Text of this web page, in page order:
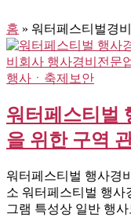
홈 » 워터페스티벌경비
행사ㆍ축제보안
워터페스티벌
을 위한 구역
워터페스티벌 행사경
소 워터페스티벌 행사
그램 특성상 일반 행